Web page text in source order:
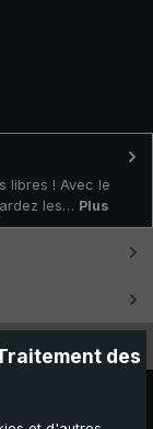
libres ! Avec le
les… Plus
des